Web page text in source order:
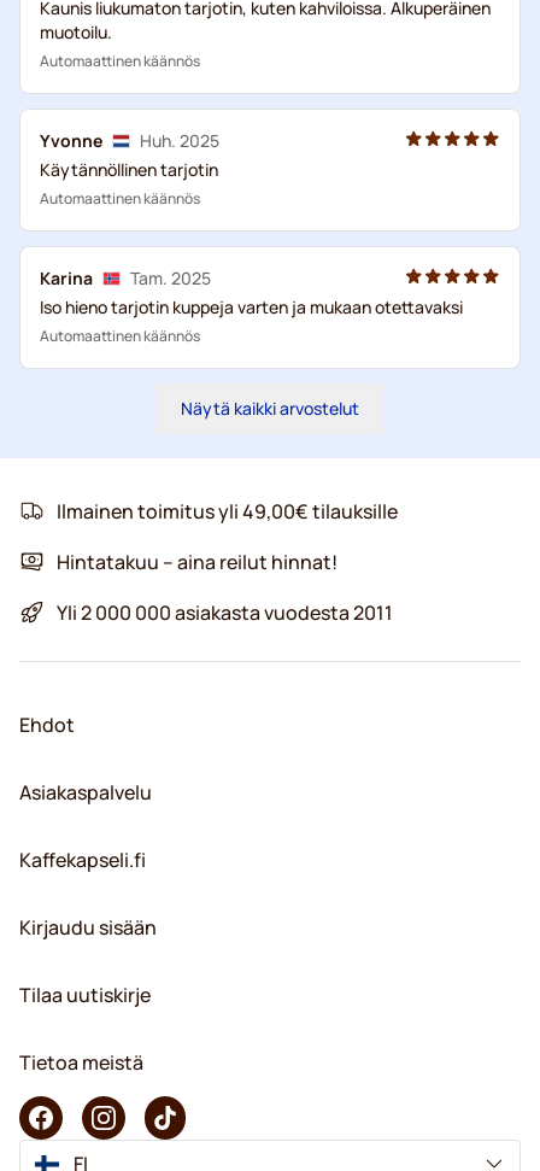
Kaunis liukumaton tarjotin, kuten kahviloissa. Alkuperäinen
muotoilu.
Automaattinen käännös
Yvonne
Huh. 2025
Käytännöllinen tarjotin
Automaattinen käännös
Karina
Tam. 2025
Iso hieno tarjotin kuppeja varten ja mukaan otettavaksi
Automaattinen käännös
Näytä kaikki arvostelut
Ilmainen toimitus yli 49,00€ tilauksille
Hintatakuu – aina reilut hinnat!
Yli 2 000 000 asiakasta vuodesta 2011
Ehdot
Asiakaspalvelu
Kaffekapseli.fi
Kirjaudu sisään
Tilaa uutiskirje
Tietoa meistä
FI